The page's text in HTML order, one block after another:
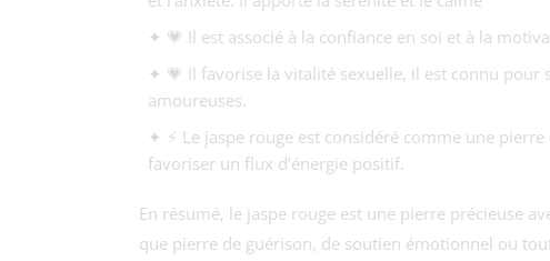
✦ 💗 Il est associé à la confiance en soi et à la
✦ 💗 Il favorise la vitalité sexuelle, il est connu
amoureuses.
✦ ⚡ Le jaspe rouge est considéré comme une
favoriser un flux d’énergie positif.
En résumé, le jaspe rouge est une pierre précieuse
que pierre de guérison, de soutien émotionnel ou